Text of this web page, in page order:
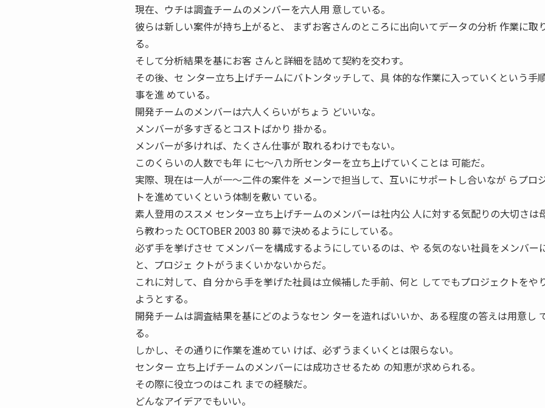
現在、ウチは調査チームのメンバーを六人用 意している。
彼らは新しい案件が持ち上がると、 まずお客さんのところに出向いてデータの分析 作業に取
る。
そして分析結果を基にお客 さんと詳細を詰めて契約を交わす。
その後、セ ンター立ち上げチームにバトンタッチして、具 体的な作業に入っていくという手
事を進 めている。
開発チームのメンバーは六人くらいがちょう どいいな。
メンバーが多すぎるとコストばかり 掛かる。
メンバーが多ければ、たくさん仕事が 取れるわけでもない。
このくらいの人数でも年 に七〜八カ所センターを立ち上げていくことは 可能だ。
実際、現在は一人が一〜二件の案件を メーンで担当して、互いにサポートし合いなが らプロ
トを進めていくという体制を敷い ている。
素人登用のススメ センター立ち上げチームのメンバーは社内公 人に対する気配りの大切さは
ら教わった OCTOBER 2003 80 募で決めるようにしている。
必ず手を挙げさせ てメンバーを構成するようにしているのは、や る気のない社員をメンバー
と、プロジェ クトがうまくいかないからだ。
これに対して、自 分から手を挙げた社員は立候補した手前、何と してでもプロジェクトをや
ようとする。
開発チームは調査結果を基にどのようなセン ターを造ればいいか、ある程度の答えは用意し
る。
しかし、その通りに作業を進めてい けば、必ずうまくいくとは限らない。
センター 立ち上げチームのメンバーには成功させるため の知恵が求められる。
その際に役立つのはこれ までの経験だ。
どんなアイデアでもいい。